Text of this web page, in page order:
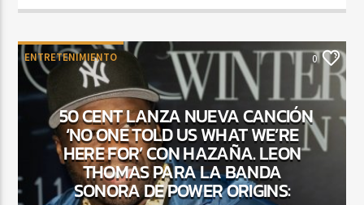
ENTRETENIMIENTO 0
50 CENT LANZA NUEVA CANCIÓN
‘NO ONE TOLD US WHAT WE’RE
HERE FOR’ CON HAZAÑA. LEON
THOMAS PARA LA BANDA
SONORA DE POWER ORIGINS: